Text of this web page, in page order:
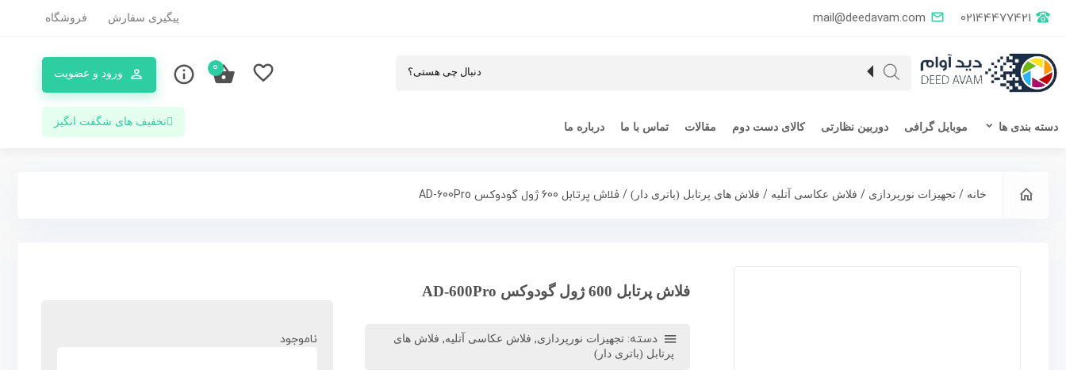
mail@deedavam.com 02144477421 پیگیری سفارش فروشگاه
ورود و عضویت 0
دسته بندی ها موبایل گرافی دوربین نظارتی کالای دست دوم مقالات تماس با ما درباره ما تخفیف های شگفت انگیز
خانه / تجهیزات نورپردازی / فلاش عکاسی آتلیه / فلاش های پرتابل (باتری دار) / فلاش پرتابل 600 ژول گودوکس AD-600Pro
فلاش پرتابل 600 ژول گودوکس AD-600Pro
دسته: تجهیزات نورپردازی, فلاش عکاسی آتلیه, فلاش های
پرتابل (باتری دار)
ناموجود